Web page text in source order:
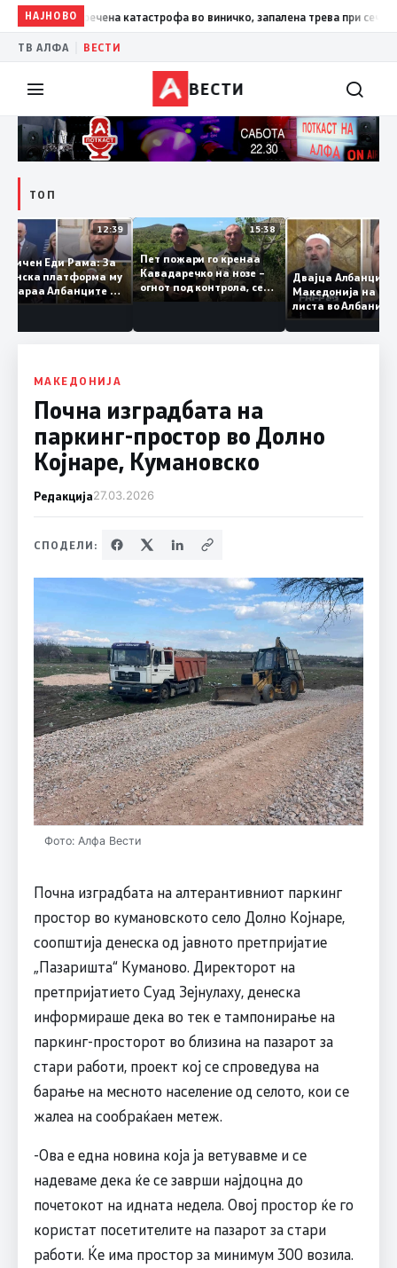
НАЈНОВО
Спречена катастрофа во виничко, запалена трева при сечење со
ТВ АЛФА ВЕСТИ
ВЕСТИ
ТОП
12:39
Дволичен Еди Рама: За
Тиранска платформа му
одговараа Албанците од
Македонија, сега кога му
„персона нон грата“
15:38
Пет пожари го кренаа
Кавадаречко на нозе –
огнот под контрола, се
очекува целосно
Двајца
Македонија
листа во
Тирана се
работеле за
МАКЕДОНИЈА
Почна изградбата на
паркинг-простор во Долно
Којнаре, Кумановско
Редакција27.03.2026
СПОДЕЛИ:
Фото: Алфа Вести
Почна изградбата на алтерантивниот паркинг
простор во кумановското село Долно Којнаре,
соопштија денеска од јавното претпријатие
„Пазаришта“ Куманово. Директорот на
претпријатието Суад Зејнулаху, денеска
информираше дека во тек е тампонирање на
паркинг-просторот во близина на пазарот за
стари работи, проект кој се спроведува на
барање на месното население од селото, кои се
жалеа на сообраќаен метеж.
-Ова е една новина која ја ветувавме и се
надеваме дека ќе се заврши најдоцна до
почетокот на идната недела. Овој простор ќе го
користат посетителите на пазарот за стари
работи. Ќе има простор за минимум 300 возила.